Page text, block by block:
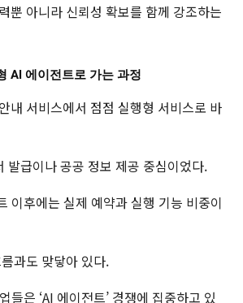
뿐 아니라 신뢰성 확보를 함께 강조하는
AI 에이전트로 가는 과정
내 서비스에서 점점 실행형 서비스로 바
발급이나 공공 정보 제공 중심이었다.
이후에는 실제 예약과 실행 기능 비중이
과도 맞닿아 있다.
들은 ‘AI 에이전트’ 경쟁에 집중하고 있